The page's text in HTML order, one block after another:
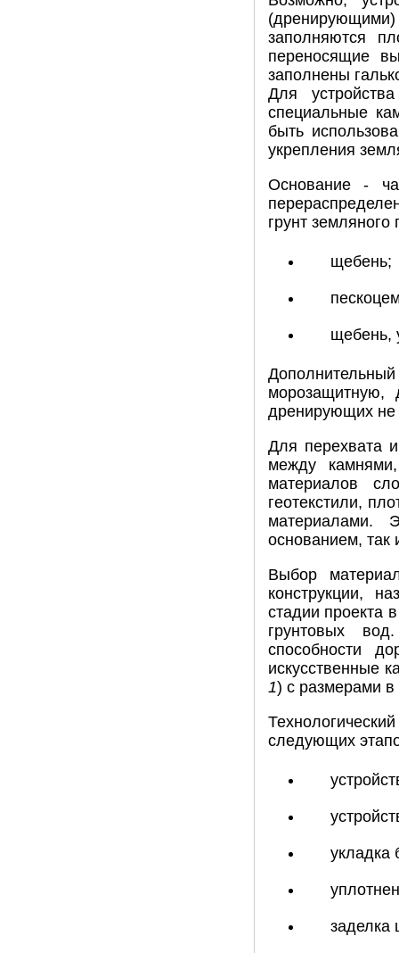
заполняются
переносящие
заполнены
Для
специальные
быть
укрепления
Основание -
грунт
щебень;
щебень,
дренирующих не
Для перехвата
между
материалов
геотекстили,
материалами.
основанием, так
Выбор
конструкции,
стадии проекта
грунтовых
способности
искусственные
1) с размерами
следующих
укладка
заделка